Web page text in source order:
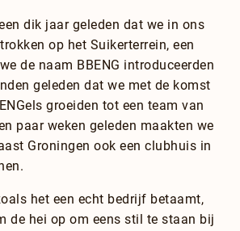
dik jaar geleden dat we in ons
op het Suikerterrein, een
de naam BBENG introduceerden
geleden dat we met de komst
groeiden tot een team van
paar weken geleden maakten we
Groningen ook een clubhuis in
het een echt bedrijf betaamt,
de hei op om eens stil te staan bij